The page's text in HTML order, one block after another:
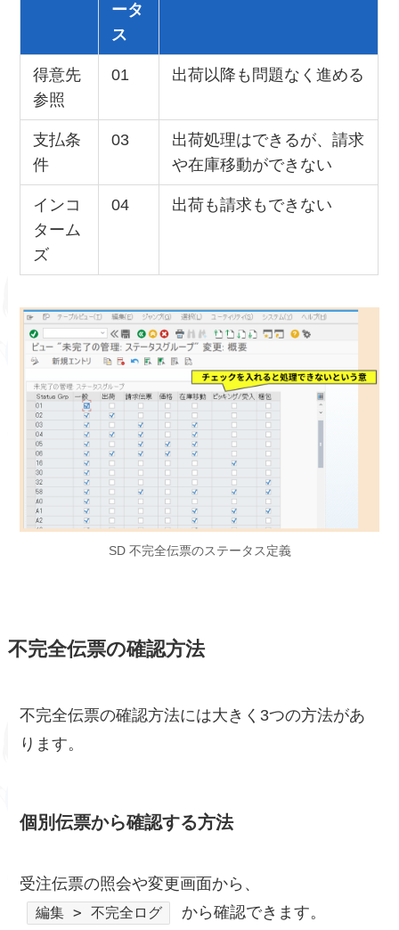
ータ
ス
得意先
参照
01 出荷以降も問題なく進める
支払条
件
03
出荷処理はできるが、請求
や在庫移動ができない
インコ
ターム
ズ
04 出荷も請求もできない
SD 不完全伝票のステータス定義
不完全伝票の確認方法
不完全伝票の確認方法には大きく3つの方法があ
ります。
個別伝票から確認する方法
受注伝票の照会や変更画面から、
編集 > 不完全ログ
から確認できます。